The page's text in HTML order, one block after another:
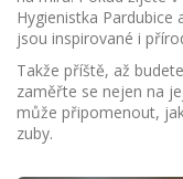
Hygienistka Pardubice
jsou inspirované i
Takže příště, až
zaměřte se nejen na
může připomenout,
zuby.